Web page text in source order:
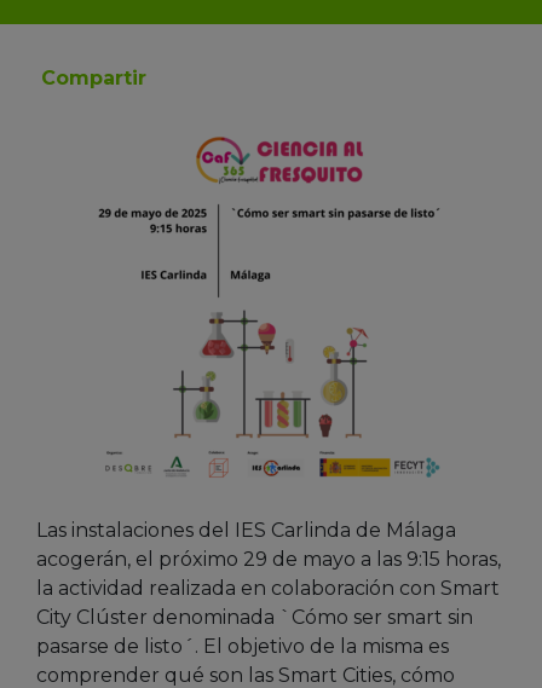
Compartir
Las instalaciones del IES Carlinda de Málaga
acogerán, el próximo 29 de mayo a las 9:15 horas,
la actividad realizada en colaboración con Smart
City Clúster denominada `Cómo ser smart sin
pasarse de listo´. El objetivo de la misma es
comprender qué son las Smart Cities, cómo